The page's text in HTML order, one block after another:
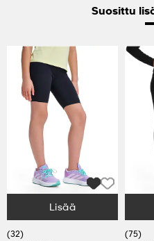
Suosittu
Valitse Koko
Lisää
(32)
(75)